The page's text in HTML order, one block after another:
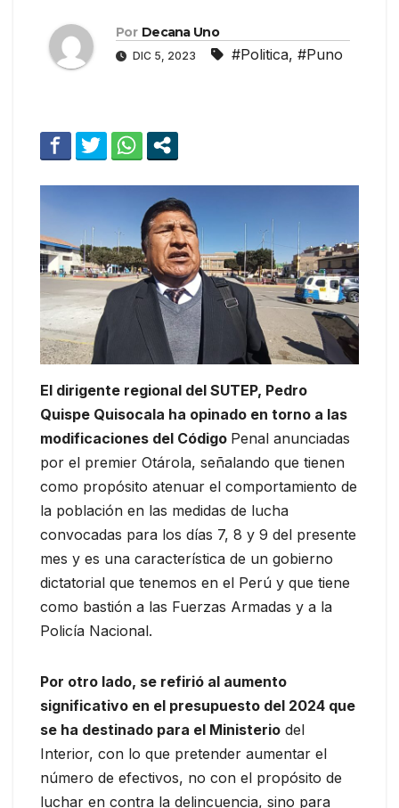
Por Decana Uno
DIC 5, 2023 #Politica, #Puno
El dirigente regional del SUTEP, Pedro
Quispe Quisocala ha opinado en torno a las
modificaciones del Código Penal anunciadas
por el premier Otárola, señalando que tienen
como propósito atenuar el comportamiento de
la población en las medidas de lucha
convocadas para los días 7, 8 y 9 del presente
mes y es una característica de un gobierno
dictatorial que tenemos en el Perú y que tiene
como bastión a las Fuerzas Armadas y a la
Policía Nacional.
Por otro lado, se refirió al aumento
significativo en el presupuesto del 2024 que
se ha destinado para el Ministerio del
Interior, con lo que pretender aumentar el
número de efectivos, no con el propósito de
luchar en contra la delincuencia, sino para